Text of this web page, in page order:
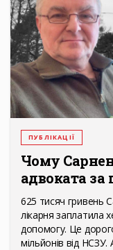
ПУБЛІКАЦІЇ
Чому
адвоката за
625 тисяч гривень
лікарня заплатила
допомогу. Це
мільйонів від